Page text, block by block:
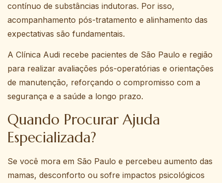
contínuo de substâncias indutoras. Por isso,
acompanhamento pós-tratamento e alinhamento das
expectativas são fundamentais.
A Clínica Audi recebe pacientes de São Paulo e região
para realizar avaliações pós-operatórias e orientações
de manutenção, reforçando o compromisso com a
segurança e a saúde a longo prazo.
Quando Procurar Ajuda
Especializada?
Se você mora em São Paulo e percebeu aumento das
mamas, desconforto ou sofre impactos psicológicos